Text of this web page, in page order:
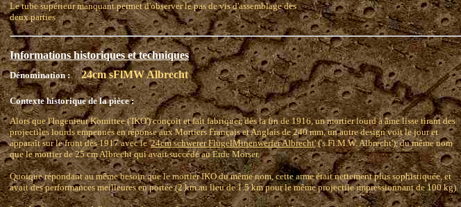
Le tube supérieur manquant permet d'observer le pas de vis d'assemblage des
deux parties
Informations historiques et techniques
Dénomination : 24cm sFlMW Albrecht
Contexte historique de la pièce :
Alors que l'Ingenieur Komittee ('IKO') conçoit et fait fabriquer, dès la fin de 1916, un mortier lourd à âme lisse tirant des
projectiles lourds empennés en réponse aux Mortiers Français et Anglais de 240 mm, un autre design voit le jour et
apparaît sur le front dès 1917 avec le '24cm schwerer FlügelMinenwerfer Albrecht' ('s.Fl.M.W. Albrecht'), du même nom
que le mortier de 25 cm Albrecht qui avait succédé au Erde Mörser.
Quoique répondant au même besoin que le mortier IKO du même nom, cette arme était nettement plus sophistiquée, et
avait des performances meilleures en portée (2 km au lieu de 1.5 km pour le même projectile impressionnant de 100 kg).